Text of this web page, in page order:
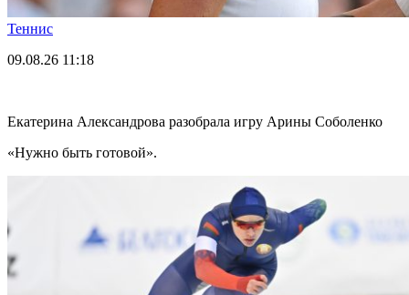
Теннис
09.08.26 11:18
Екатерина Александрова разобрала игру Арины Соболенко
«Нужно быть готовой».